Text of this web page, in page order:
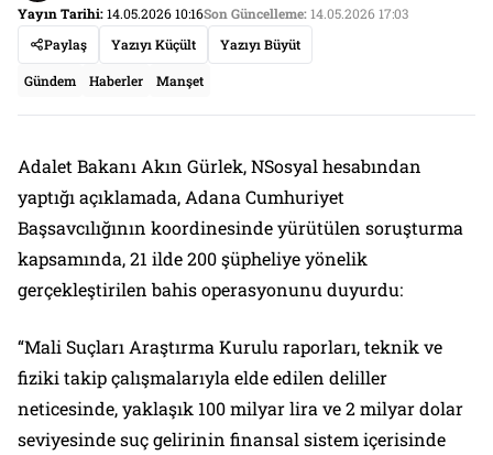
Yayın Tarihi:14.05.2026 10:16Son Güncelleme:14.05.2026 17:03
Paylaş
Yazıyı Küçült Yazıyı Büyüt
Gündem Haberler Manşet
Adalet Bakanı Akın Gürlek, NSosyal hesabından
yaptığı açıklamada, Adana Cumhuriyet
Başsavcılığının koordinesinde yürütülen soruşturma
kapsamında, 21 ilde 200 şüpheliye yönelik
gerçekleştirilen bahis operasyonunu duyurdu:
“Mali Suçları Araştırma Kurulu raporları, teknik ve
fiziki takip çalışmalarıyla elde edilen deliller
neticesinde, yaklaşık 100 milyar lira ve 2 milyar dolar
seviyesinde suç gelirinin finansal sistem içerisinde